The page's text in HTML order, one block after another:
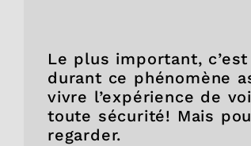
Le plus important,
durant ce phénomène
vivre l’expérience de
toute sécurité! Mais
regarder.